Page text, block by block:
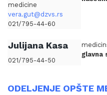
medicine
vera.gut@dzvs.rs
021/795-44-60
Julijana Kasa
glavna
021/795-44-50
ODELJENJE OPŠTE